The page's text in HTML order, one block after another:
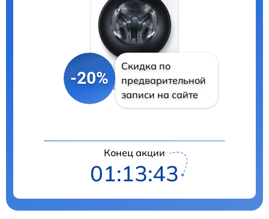
-20%
Скидка по
предварительной
записи на сайте
Конец акции
01:13:42